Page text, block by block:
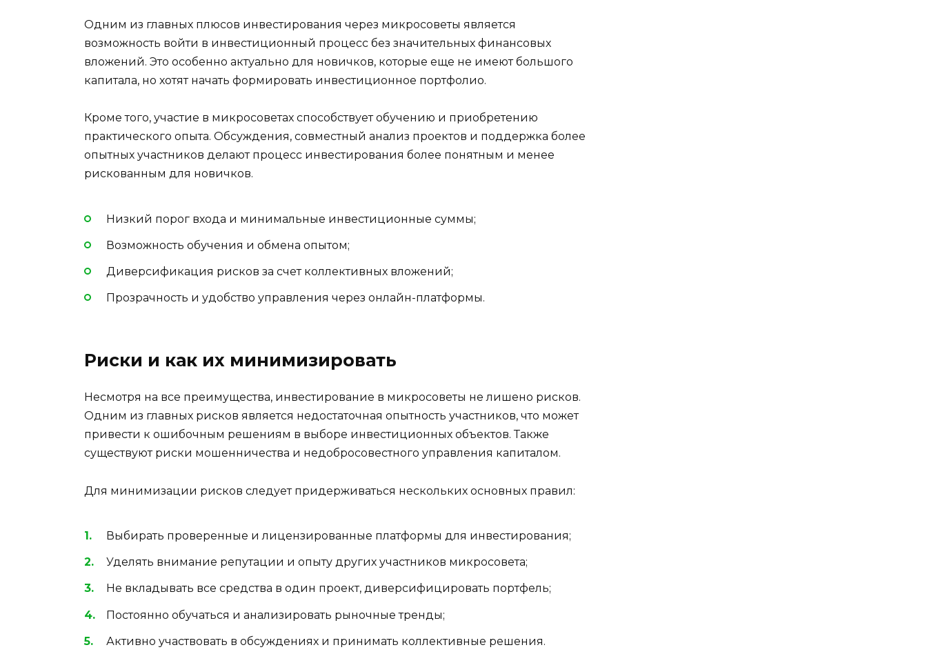
Одним из главных плюсов инвестирования через микросоветы является
возможность войти в инвестиционный процесс без значительных финансовых
вложений. Это особенно актуально для новичков, которые еще не имеют большого
капитала, но хотят начать формировать инвестиционное портфолио.
Кроме того, участие в микросоветах способствует обучению и приобретению
практического опыта. Обсуждения, совместный анализ проектов и поддержка более
опытных участников делают процесс инвестирования более понятным и менее
рискованным для новичков.
Низкий порог входа и минимальные инвестиционные суммы;
Возможность обучения и обмена опытом;
Диверсификация рисков за счет коллективных вложений;
Прозрачность и удобство управления через онлайн-платформы.
Риски и как их минимизировать
Несмотря на все преимущества, инвестирование в микросоветы не лишено рисков.
Одним из главных рисков является недостаточная опытность участников, что может
привести к ошибочным решениям в выборе инвестиционных объектов. Также
существуют риски мошенничества и недобросовестного управления капиталом.
Для минимизации рисков следует придерживаться нескольких основных правил:
Выбирать проверенные и лицензированные платформы для инвестирования;
Уделять внимание репутации и опыту других участников микросовета;
Не вкладывать все средства в один проект, диверсифицировать портфель;
Постоянно обучаться и анализировать рыночные тренды;
Активно участвовать в обсуждениях и принимать коллективные решения.